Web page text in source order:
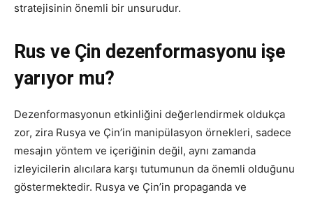
stratejisinin önemli bir unsurudur.
Rus ve Çin dezenformasyonu işe
yarıyor mu?
Dezenformasyonun etkinliğini değerlendirmek oldukça
zor, zira Rusya ve Çin’in manipülasyon örnekleri, sadece
mesajın yöntem ve içeriğinin değil, aynı zamanda
izleyicilerin alıcılara karşı tutumunun da önemli olduğunu
göstermektedir. Rusya ve Çin’in propaganda ve